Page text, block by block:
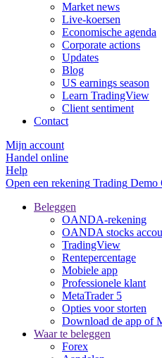
Market news
Live-koersen
Economische agenda
Corporate actions
Updates
Blog
US earnings season
Learn TradingView
Client sentiment
Contact
Mijn account
Handel online
Help
Open een rekening Trading Demo
Beleggen
OANDA-rekening
OANDA stocks
TradingView
Rentepercentage
Mobiele app
Professionele klant
MetaTrader 5
Opties voor storten
Download de app of
Waar te beleggen
Forex